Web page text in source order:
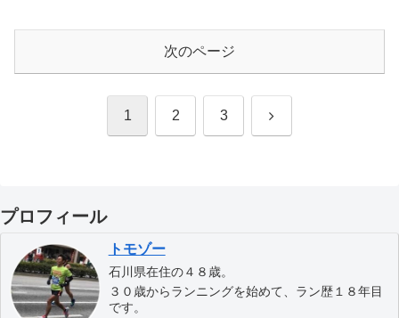
次のページ
1 2 3 次
プロフィール
トモゾー
石川県在住の４８歳。
３０歳からランニングを始めて、ラン歴１８年目
です。